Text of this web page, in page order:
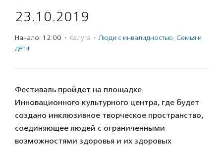
23.10.2019
Начало: 12:00 · Калуга · Люди с инвалидностью, Семья и
дети
Фестиваль пройдет на площадке
Инновационного культурного центра, где будет
создано инклюзивное творческое пространство,
соединяющее людей с ограниченными
возможностями здоровья и их здоровых